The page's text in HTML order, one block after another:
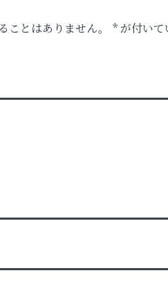
ことはありません。 *が付いて